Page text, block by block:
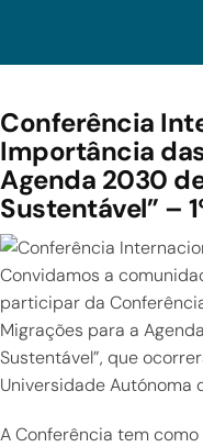
Conferência
Importância
Agenda 2030
Sustentável” –
Convidamos a
participar da
Migrações para a
Sustentável”, que
Universidade Autónoma
A Conferência tem